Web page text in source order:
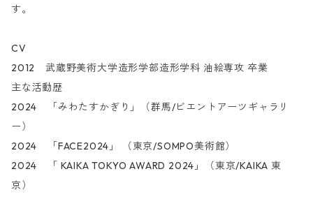
す。
CV
2012 武蔵野美術大学造形学部造形学科 油絵専攻 卒業
主な活動歴
2024 「みわたすかぎり」（群馬/ビエントアーツギャラリ
ー）
2024 「FACE2024」 （東京/SOMPO美術館）
2024 「 KAIKA TOKYO AWARD 2024」（東京/KAIKA 東
京）